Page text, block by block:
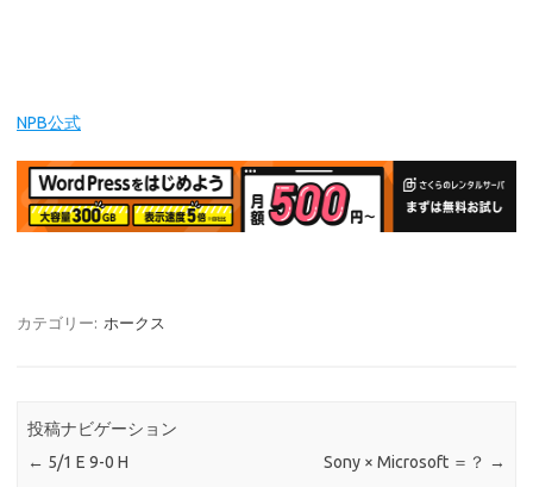
NPB公式
カテゴリー: ホークス
投稿ナビゲーション
← 5/1 E 9-0 H Sony × Microsoft ＝？ →